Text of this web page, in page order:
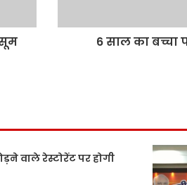
6 साल का बच्चा
वाले रेस्टोरेंट पर होगी